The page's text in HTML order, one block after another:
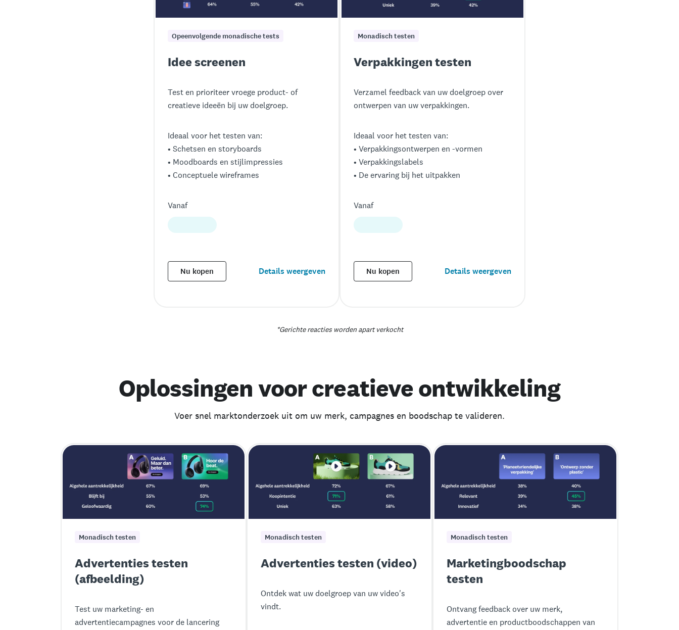
Opeenvolgende monadische tests
Idee screenen
Test en prioriteer vroege product- of
creatieve ideeën bij uw doelgroep.
Ideaal voor het testen van:
• Schetsen en storyboards
• Moodboards en stijlimpressies
• Conceptuele wireframes
Vanaf
Nu kopen Details weergeven
Monadisch testen
Verpakkingen testen
Verzamel feedback van uw doelgroep over
ontwerpen van uw verpakkingen.
Ideaal voor het testen van:
• Verpakkingsontwerpen en -vormen
• Verpakkingslabels
• De ervaring bij het uitpakken
Vanaf
Nu kopen Details weergeven
*Gerichte reacties worden apart verkocht
Oplossingen voor creatieve ontwikkeling
Voer snel marktonderzoek uit om uw merk, campagnes en boodschap te valideren.
Monadisch testen
Advertenties testen
(afbeelding)
Test uw marketing- en
advertentiecampagnes voor de lancering
Monadisch testen
Advertenties testen (video)
Ontdek wat uw doelgroep van uw video's
vindt.
Monadisch testen
Marketingboodschap
testen
Ontvang feedback over uw merk,
advertentie en productboodschappen van